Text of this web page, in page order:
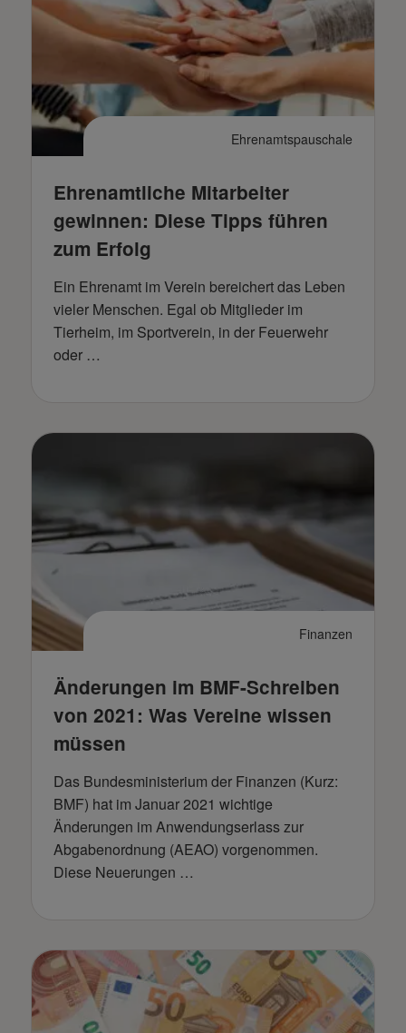
Ehrenamtspauschale
Ehrenamtliche Mitarbeiter
gewinnen: Diese Tipps führen
zum Erfolg
Ein Ehrenamt im Verein bereichert das Leben
vieler Menschen. Egal ob Mitglieder im
Tierheim, im Sportverein, in der Feuerwehr
oder …
Finanzen
Änderungen im BMF-Schreiben
von 2021: Was Vereine wissen
müssen
Das Bundesministerium der Finanzen (Kurz:
BMF) hat im Januar 2021 wichtige
Änderungen im Anwendungserlass zur
Abgabenordnung (AEAO) vorgenommen.
Diese Neuerungen …